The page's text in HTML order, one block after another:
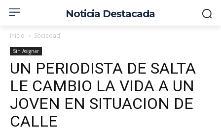
Noticia Destacada
Inicio Sociedad
Sin Asignar
UN PERIODISTA DE SALTA
LE CAMBIO LA VIDA A UN
JOVEN EN SITUACION DE
CALLE